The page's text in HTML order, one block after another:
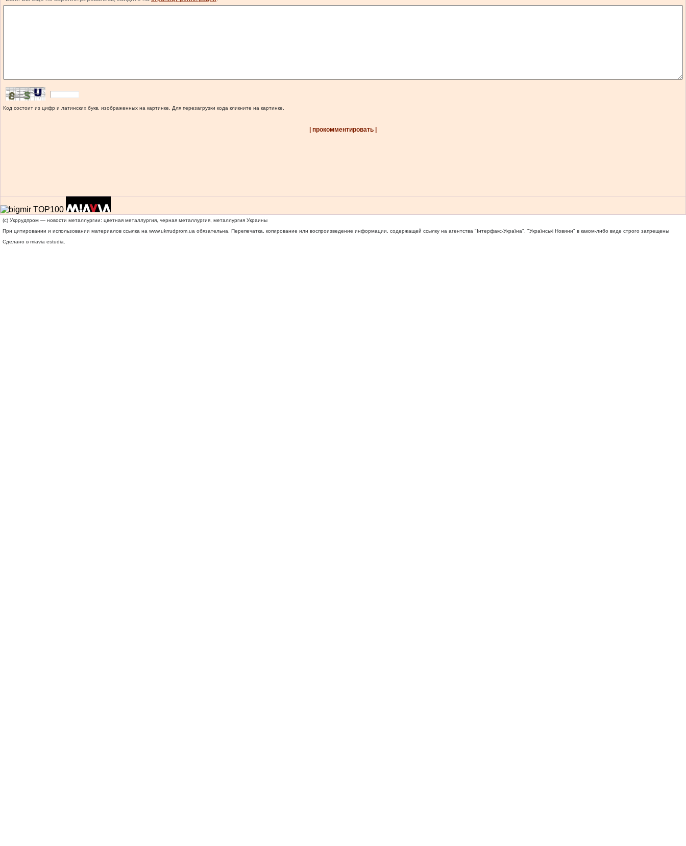
Код состоит из цифр и латинских букв, изображенных на картинке. Для перезагрузки кода кликните на картинке.
| прокомментировать |
(c) Укррудпром — новости металлургии: цветная металлургия, черная металлургия, металлургия Украины
При цитировании и использовании материалов ссылка на www.ukrrudprom.ua обязательна. Перепечатка, копирование или воспроизведение информации, содержащей ссылку на агентства "Iнтерфакс-Україна", "Українськi Новини" в каком-либо виде строго запрещены
Сделано в miavia estudia.